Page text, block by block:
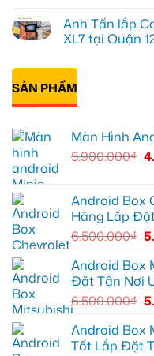
Quận
12
Minio
Green
cho
Quận
9
vì
thiếu
ích
lắp
Android
box
Quận
1,
nâng
bình
luận
ở
bi
gầm
ô
Ford
tại
ánh
sáng
tốt
hơn
Anh Tấn lắp
XL7 tại Quận
có
luận
ở
Anh
Camera
trình
XL7
tại
Quận
để
ghi
mọi
cung
đường
SẢN PHẨM
Màn Hình
5.900.000₫
Android Box
Hãng Lắp
6.500.000₫
Android Box
Đặt Tận Nơi
6.500.000₫
Android Box
Tốt Lắp Đặt